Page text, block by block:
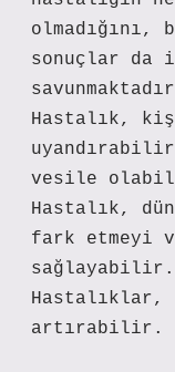
olmadığını,
sonuçlar da
Hastalık,
uyandırabilir
vesile
Hastalık,
fark etmeyi
sağlayabilir.
Hastalıklar,
artırabilir.